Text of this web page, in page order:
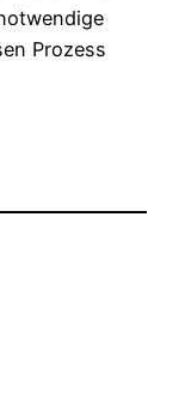
Prozess